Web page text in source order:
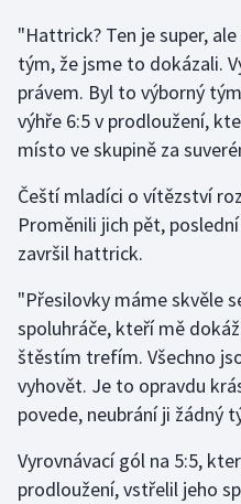
Judo
Krasobruslení
Lezení
Lyže a snowboard
Moderní pětiboj
Motorsport
Olympijské hry
Parasport
Plavání
"Hattrick? Ten je super,
tým, že jsme to dokázali.
právem. Byl to výborný
výhře 6:5 v prodloužení,
místo ve skupině za
Čeští mladíci o vítězství
Proměnili jich pět,
završil hattrick.
"Přesilovky máme skvěle
spoluhráče, kteří mě
štěstím trefím. Všechno
vyhovět. Je to opravdu
povede, neubrání ji žádný
Vyrovnávací gól na 5:5,
prodloužení, vstřelil jeho